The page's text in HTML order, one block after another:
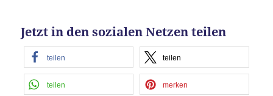
Akzeptieren
Usercentrics Consent
Management Platform&eRecht24
Jetzt in den sozialen Netzen teilen
teilen teilen
teilen merken